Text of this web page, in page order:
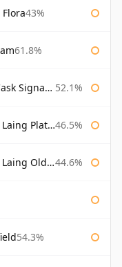
43%
61.8%
Signatory 52.1%
Selection 46.5%
Malt Cask 44.6%
54.3%